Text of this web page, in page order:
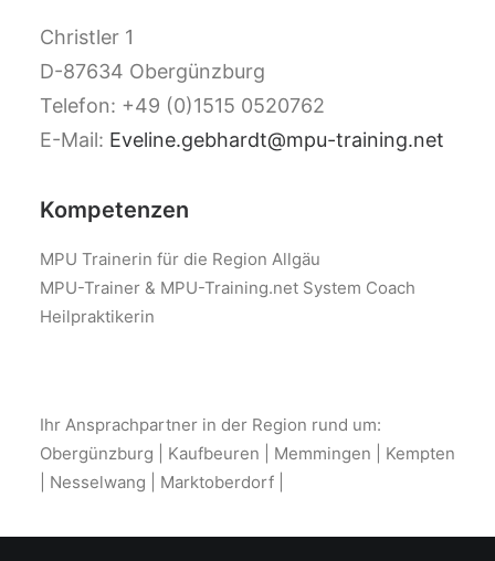
Christler 1
D-87634 Obergünzburg
Telefon: +49 (0)1515 0520762
E-Mail: Eveline.gebhardt@mpu-training.net
Kompetenzen
MPU Trainerin für die Region Allgäu
MPU-Trainer & MPU-Training.net System Coach
Heilpraktikerin
Ihr Ansprachpartner in der Region rund um:
Obergünzburg | Kaufbeuren | Memmingen | Kempten
| Nesselwang | Marktoberdorf |